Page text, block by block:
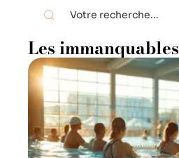
Les immanquables